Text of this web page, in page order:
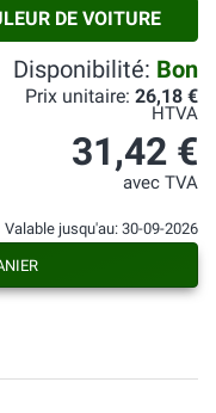
DE VOITURE
Disponibilité: Bon
Prix unitaire: 26,18 €
HTVA
31,42 €
avec TVA
Valable jusqu'au: 30-09-2026